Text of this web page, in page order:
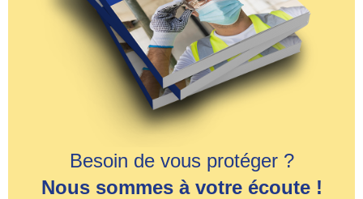
Besoin de vous protéger ?
Nous sommes à votre écoute !